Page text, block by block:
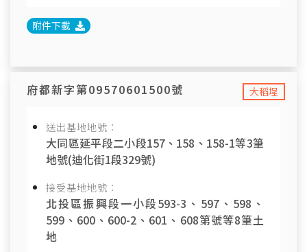
附件下載
大稻埕
府都新字第09570601500號
送出基地地號：
大同區延平段二小段157、158、158-1等3筆
地號(迪化街1段329號)
接受基地地號：
北投區振興段一小段593-3、597、598、
599、600、600-2、601、608第號等8筆土
地